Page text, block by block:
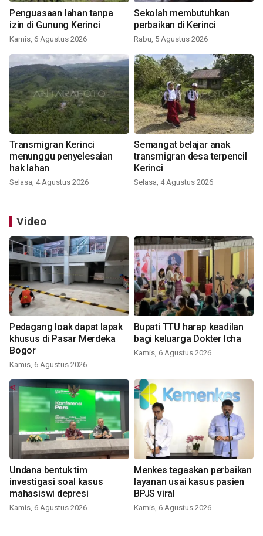
Penguasaan lahan tanpa
izin di Gunung Kerinci
Kamis, 6 Agustus 2026
Sekolah membutuhkan
perbaikan di Kerinci
Rabu, 5 Agustus 2026
Transmigran Kerinci
menunggu penyelesaian
hak lahan
Selasa, 4 Agustus 2026
Semangat belajar anak
transmigran desa terpencil
Kerinci
Selasa, 4 Agustus 2026
Video
Pedagang loak dapat lapak
khusus di Pasar Merdeka
Bogor
Kamis, 6 Agustus 2026
Bupati TTU harap keadilan
bagi keluarga Dokter Icha
Kamis, 6 Agustus 2026
Undana bentuk tim
investigasi soal kasus
mahasiswi depresi
Kamis, 6 Agustus 2026
Menkes tegaskan perbaikan
layanan usai kasus pasien
BPJS viral
Kamis, 6 Agustus 2026